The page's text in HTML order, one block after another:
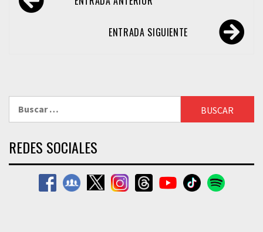
de
ENTRADA SIGUIENTE
REDES SOCIALES